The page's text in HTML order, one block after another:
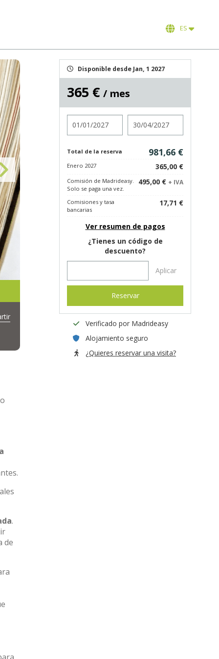
ES
.
de
Disponible desde Jan, 1 2027
365 € / mes
Total de la reserva 981,66 €
Enero 2027 365,00 €
Comisión de Madrideasy.
Solo se paga una vez.
495,00 € + IVA
Comisiones y tasa
bancarias
17,71 €
Ver resumen de pagos
¿Tienes un código de
descuento?
Aplicar
Reservar
Verificado por Madrideasy
Alojamiento seguro
¿Quieres reservar una visita?